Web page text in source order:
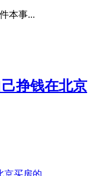
本事...
挣钱在北京